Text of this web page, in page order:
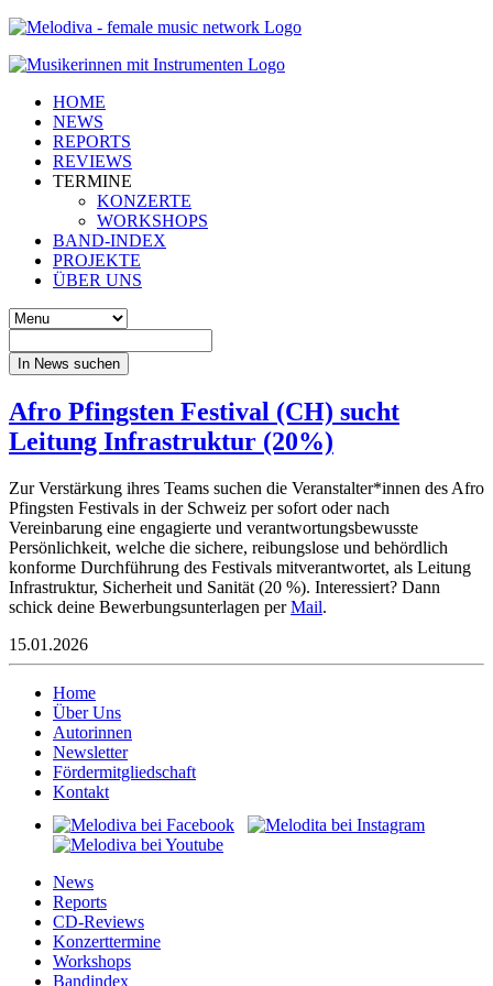
HOME
NEWS
REPORTS
REVIEWS
TERMINE
KONZERTE
WORKSHOPS
BAND-INDEX
PROJEKTE
ÜBER UNS
In News suchen
Afro Pfingsten Festival (CH) sucht
Leitung Infrastruktur (20%)
Zur Verstärkung ihres Teams suchen die Veranstalter*innen des Afro
Pfingsten Festivals in der Schweiz per sofort oder nach
Vereinbarung eine engagierte und verantwortungsbewusste
Persönlichkeit, welche die sichere, reibungslose und behördlich
konforme Durchführung des Festivals mitverantwortet, als Leitung
Infrastruktur, Sicherheit und Sanität (20 %). Interessiert? Dann
schick deine Bewerbungsunterlagen perMail.
15.01.2026
Home
Über Uns
Autorinnen
Newsletter
Fördermitgliedschaft
Kontakt
News
Reports
CD-Reviews
Konzerttermine
Workshops
Bandindex